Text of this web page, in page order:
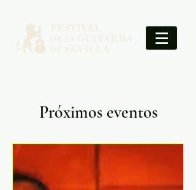
Próximos eventos